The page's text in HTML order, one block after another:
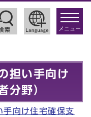
toggle
メニュー
担い手向け
分野）
手向け住宅確保支